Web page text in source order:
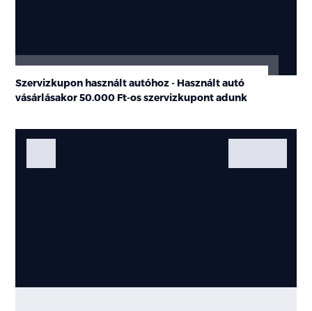
Szervizkupon használt autóhoz - Használt autó
vásárlásakor50.000 Ft-osszervizkupont adunk
Galéria
Fotók